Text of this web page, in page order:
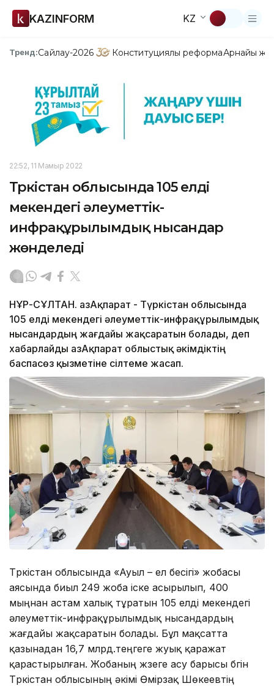
KAZINFORM KZ
Тренд:Сайлау-2026 Конституциялық реформаАрнайы
22:52, 11 Мамыр 2022
Түркістан облысында 105 елді
мекендегі әлеуметтік-
инфрақұрылымдық нысандар
жөнделеді
НҰР-СҰЛТАН. ҚазАқпарат - Түркістан облысында
105 елді мекендегі әлеуметтік-инфрақұрылымдық
нысандардың жағдайы жақсаратын болады, деп
хабарлайды ҚазАқпарат облыстық әкімдіктің
баспасөз қызметіне сілтеме жасап.
Түркістан облысында «Ауыл – ел бесігі» жобасы
аясында биыл 249 жоба іске асырылып, 400
мыңнан астам халық тұратын 105 елді мекендегі
әлеуметтік-инфрақұрылымдық нысандардың
жағдайы жақсаратын болады. Бұл мақсатта
қазынадан 16,7 млрд.теңгеге жуық қаражат
қарастырылған. Жобаның жүзеге асу барысы бүгін
Түркістан облысының әкімі Өмірзақ Шөкеевтің